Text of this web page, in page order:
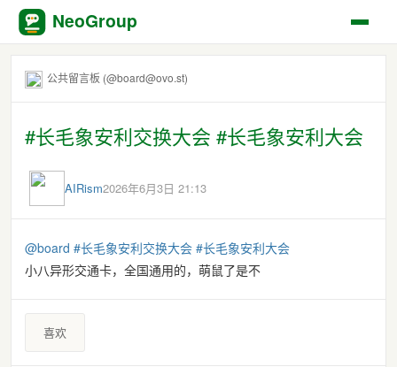
NeoGroup
公共留言板 (@board@ovo.st)
#长毛象安利交换大会 #长毛象安利大会
AIRism2026年6月3日 21:13
@board #长毛象安利交换大会 #长毛象安利大会
小八异形交通卡，全国通用的，萌鼠了是不
喜欢